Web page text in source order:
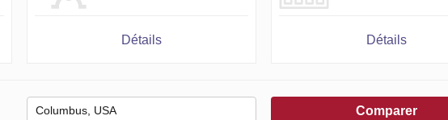
Détails Détails
Comparer